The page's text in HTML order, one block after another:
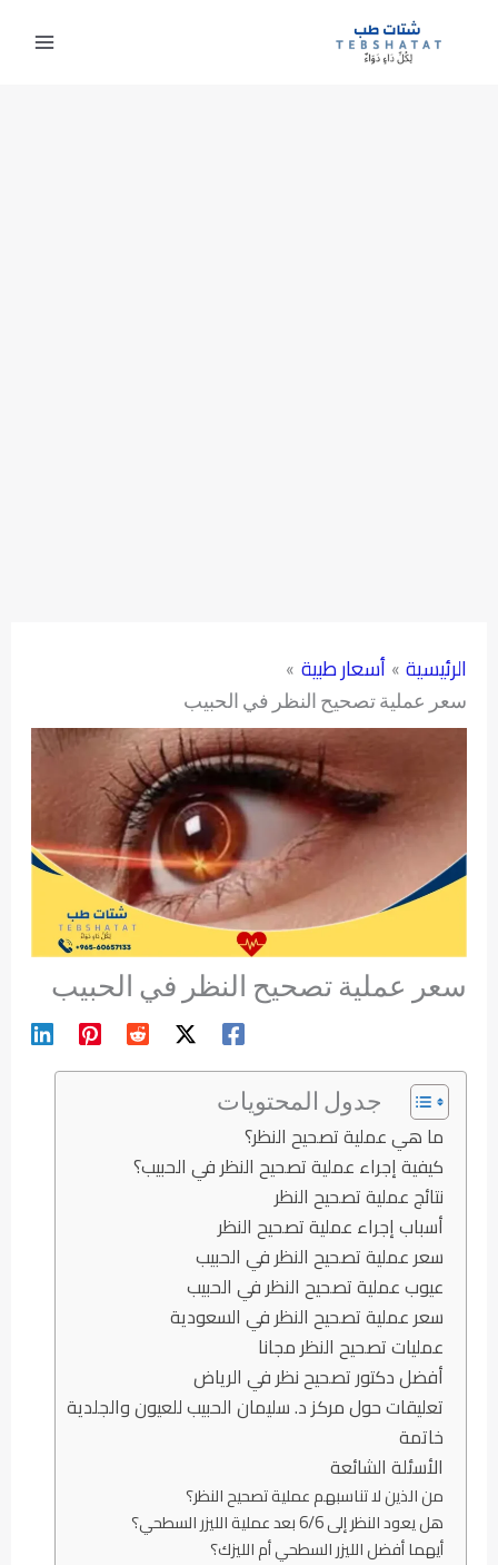
الرئيسية أسعار طبية
سعر عملية تصحيح النظر في الحبيب
سعر عملية تصحيح النظر في الحبيب
جدول المحتويات
ما هي عملية تصحيح النظر؟
كيفية إجراء عملية تصحيح النظر في الحبيب؟
نتائج عملية تصحيح النظر
أسباب إجراء عملية تصحيح النظر
سعر عملية تصحيح النظر في الحبيب
عيوب عملية تصحيح النظر في الحبيب
سعر عملية تصحيح النظر في السعودية
عمليات تصحيح النظر مجانا
أفضل دكتور تصحيح نظر في الرياض
تعليقات حول مركز د. سليمان الحبيب للعيون والجلدية
خاتمة
الأسئلة الشائعة
من الذين لا تناسبهم عملية تصحيح النظر؟
هل يعود النظر إلى 6/6 بعد عملية الليزر السطحي؟
أيهما أفضل الليزر السطحي أم الليزك؟